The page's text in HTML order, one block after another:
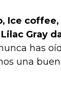
Ice
Gray
has
una